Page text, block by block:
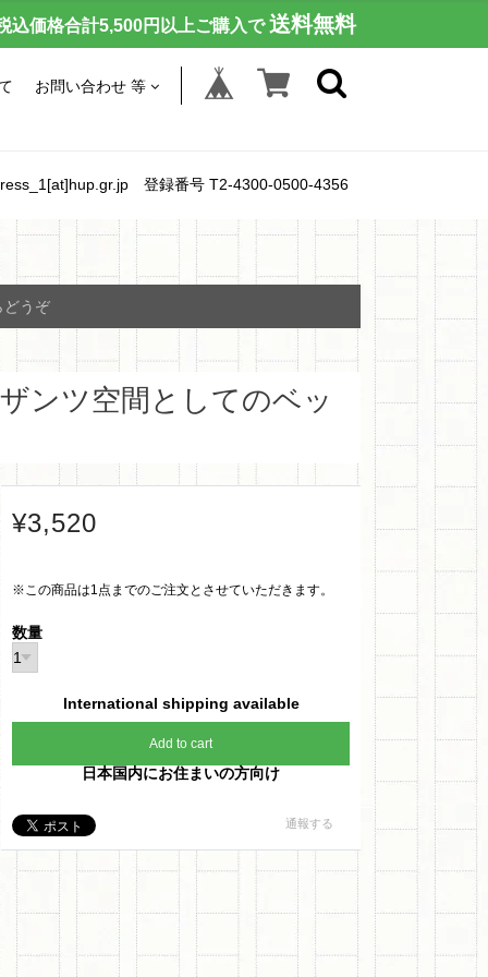
込価格合計5,500円以上ご購入で 送料無料
お問い合わせ 等
登録番号 T2-4300-0500-4356
うぞ
ンツ空間としてのベッ
¥3,520
※この商品は1点までのご注文とさせていただきます。
数量
International shipping available
Add to cart
日本国内にお住まいの方向け
通報する